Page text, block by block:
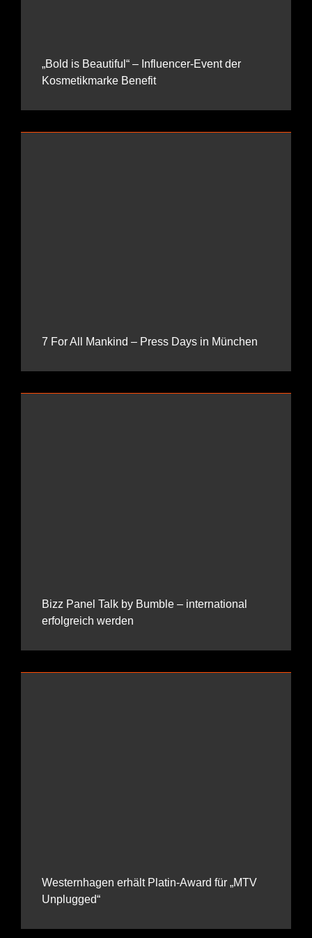
„Bold is Beautiful“ – Influencer-Event der
Kosmetikmarke Benefit
7 For All Mankind – Press Days in München
Bizz Panel Talk by Bumble – international
erfolgreich werden
Westernhagen erhält Platin-Award für „MTV
Unplugged“